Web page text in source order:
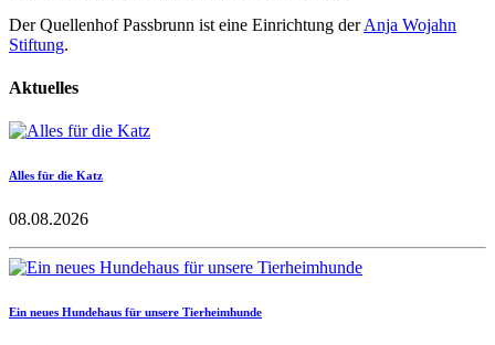
Der Quellenhof Passbrunn ist eine Einrichtung derAnja Wojahn
Stiftung.
Aktuelles
Alles für die Katz
08.08.2026
Ein neues Hundehaus für unsere Tierheimhunde